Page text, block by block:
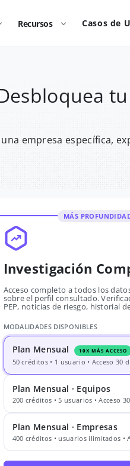
Recursos Casos de
empresa específica,
MÁS
Investigación
Acceso completo a todos los
sobre el perfil consultado.
PEP, noticias de riesgo, historial
MODALIDADES DISPONIBLES
Plan Mensual 10X MÁS ACCESO
50 créditos • 1 usuario • Acceso 30
Plan Mensual · Equipos
200 créditos • 5 usuarios • Acceso
Plan Mensual · Empresas
400 créditos • usuarios ilimitados •